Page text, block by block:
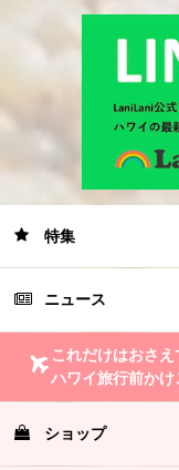
特集
ニュース
これだけはおさえ
ハワイ旅行前かけ
ショップ